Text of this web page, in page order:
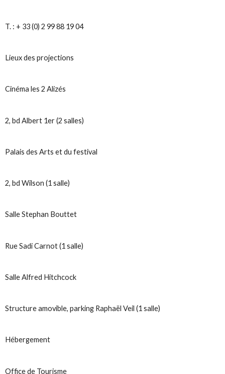
T. : + 33 (0) 2 99 88 19 04
Lieux des projections
Cinéma les 2 Alizés
2, bd Albert 1er (2 salles)
Palais des Arts et du festival
2, bd Wilson (1 salle)
Salle Stephan Bouttet
Rue Sadi Carnot (1 salle)
Salle Alfred Hitchcock
Structure amovible, parking Raphaël Veil (1 salle)
Hébergement
Office de Tourisme